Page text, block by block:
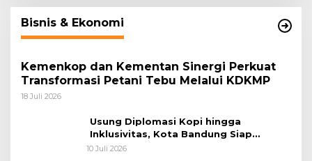
Bisnis & Ekonomi
Kemenkop dan Kementan Sinergi Perkuat
Transformasi Petani Tebu Melalui KDKMP
18 Juli 2026
Usung Diplomasi Kopi hingga
Inklusivitas, Kota Bandung Siap
Sambut 25 Duta Besar di Festival Asia
10 Juli 2026